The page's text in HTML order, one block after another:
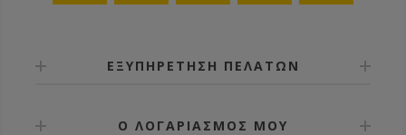
ΕΞΥΠΗΡΕΤΗΣΗ ΠΕΛΑΤΩΝ
Ο ΛΟΓΑΡΙΑΣΜΟΣ ΜΟΥ